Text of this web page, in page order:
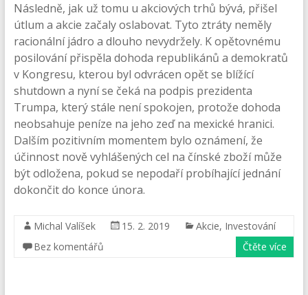
Následně, jak už tomu u akciových trhů bývá, přišel
útlum a akcie začaly oslabovat. Tyto ztráty neměly
racionální jádro a dlouho nevydržely. K opětovnému
posilování přispěla dohoda republikánů a demokratů
v Kongresu, kterou byl odvrácen opět se blížící
shutdown a nyní se čeká na podpis prezidenta
Trumpa, který stále není spokojen, protože dohoda
neobsahuje peníze na jeho zeď na mexické hranici.
Dalším pozitivním momentem bylo oznámení, že
účinnost nově vyhlášených cel na čínské zboží může
být odložena, pokud se nepodaří probíhající jednání
dokončit do konce února.
Michal Valíšek 15. 2. 2019 Akcie, Investování
Bez komentářů
Čtěte více